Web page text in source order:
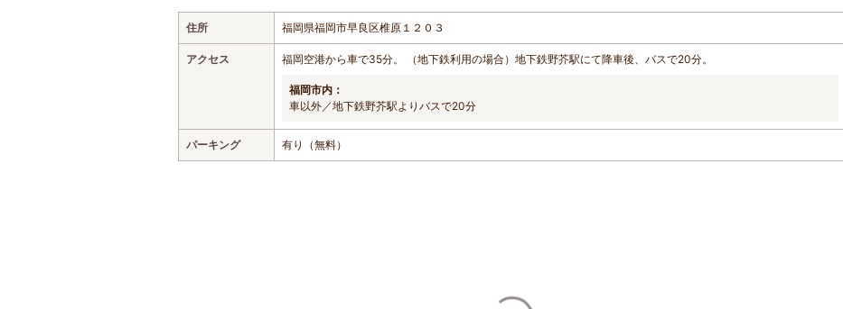
住所 福岡県福岡市早良区椎原１２０３
アクセス 福岡空港から車で35分。 （地下鉄利用の場合）地下鉄野芥駅にて降車後、バスで20分。
福岡市内：
車以外／地下鉄野芥駅よりバスで20分
パーキング 有り（無料）